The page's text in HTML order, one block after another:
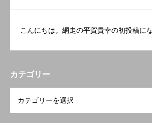
こんにちは。網走の平賀貴幸の初投稿に
カテゴリー